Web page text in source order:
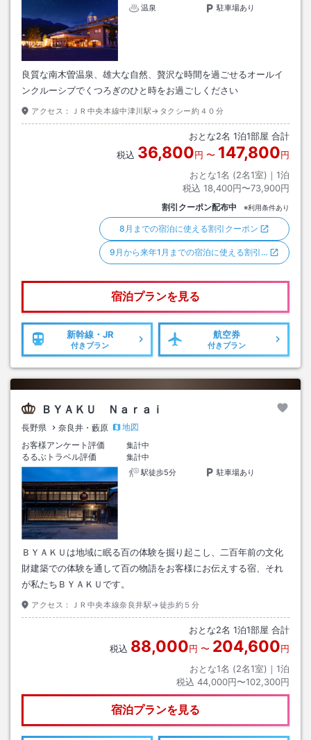
温泉
駐車場あり
良質な南木曽温泉、雄大な自然、贅沢な時間を過ごせるオールイ
ンクルーシブでくつろぎのひと時をお過ごしください
アクセス： ＪＲ中央本線中津川駅→タクシー約４０分
おとな2名 1泊1部屋 合計
税込 36,800円 〜 147,800円
おとな1名 (2名1室)｜ 1泊
税込 18,400円〜73,900円
割引クーポン配布中 ※利用条件あり
8月までの宿泊に使える割引クーポン
9月から来年1月までの宿泊に使える割引…
宿泊プランを見る
新幹線・JR
付きプラン
航空券
付きプラン
ＢＹＡＫＵ Ｎａｒａｉ
長野県 奈良井・藪原
地図
お客様アンケート評価
集計中
るるぶトラベル評価
集計中
駅徒歩5分
駐車場あり
ＢＹＡＫＵは地域に眠る百の体験を掘り起こし、二百年前の文化
財建築での体験を通して百の物語をお客様にお伝えする宿、それ
が私たちＢＹＡＫＵです。
アクセス： ＪＲ中央本線奈良井駅→徒歩約５分
おとな2名 1泊1部屋 合計
税込 88,000円 〜 204,600円
おとな1名 (2名1室)｜ 1泊
税込 44,000円〜102,300円
宿泊プランを見る